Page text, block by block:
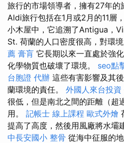
旅行的市場領導者，擁有27年的
Aldi旅行包括在1月或2月的11層
小木屋中，它追溯了Antigua，
St. 荷蘭的人口密度很高，對環
薦 膏肓 它長期以來一直處於強
化學物質也破壞了環境。 seo點
台胞證 代辦 這些有害影響及其
蘭環境的責任。 外國人來台投資
很低，但是南北之間的距離（超
用。 記帳士 線上課程 歐式外燴
提高了高度，然後用風廠將水壩
中長安國小 整骨 從海中征服的